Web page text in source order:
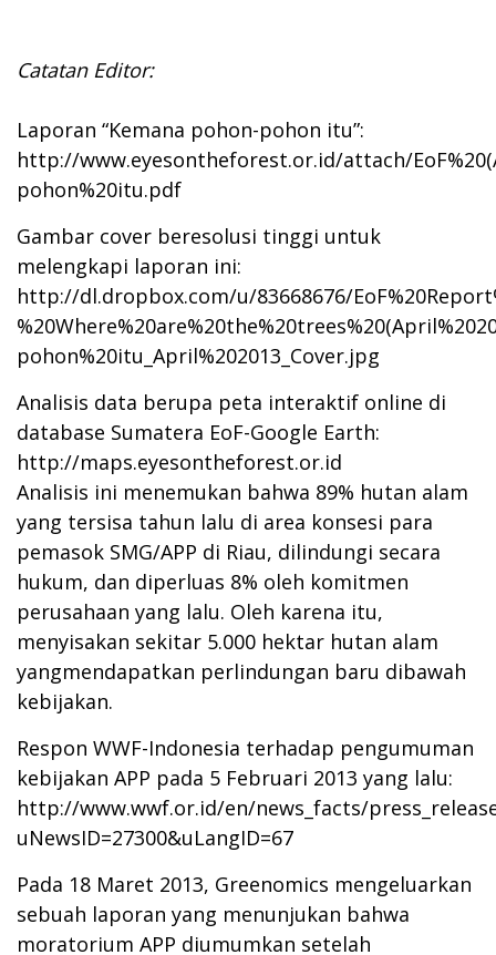
Catatan Editor:
Laporan “Kemana pohon-pohon itu”:
http://www.eyesontheforest.or.id/attach/
pohon%20itu.pdf
Gambar cover beresolusi tinggi untuk
melengkapi laporan ini:
http://dl.dropbox.com/u/83668676/
pohon%20itu_April%202013_Cover.jpg
Analisis data berupa peta interaktif online di
database Sumatera EoF-Google Earth:
http://maps.eyesontheforest.or.id
Analisis ini menemukan bahwa 89% hutan alam
yang tersisa tahun lalu di area konsesi para
pemasok SMG/APP di Riau, dilindungi secara
hukum, dan diperluas 8% oleh komitmen
perusahaan yang lalu. Oleh karena itu,
menyisakan sekitar 5.000 hektar hutan alam
yangmendapatkan perlindungan baru dibawah
kebijakan.
Respon WWF-Indonesia terhadap pengumuman
kebijakan APP pada 5 Februari 2013 yang lalu:
http://www.wwf.or.id/en/news_facts/
uNewsID=27300&uLangID=67
Pada 18 Maret 2013, Greenomics mengeluarkan
sebuah laporan yang menunjukan bahwa
moratorium APP diumumkan setelah